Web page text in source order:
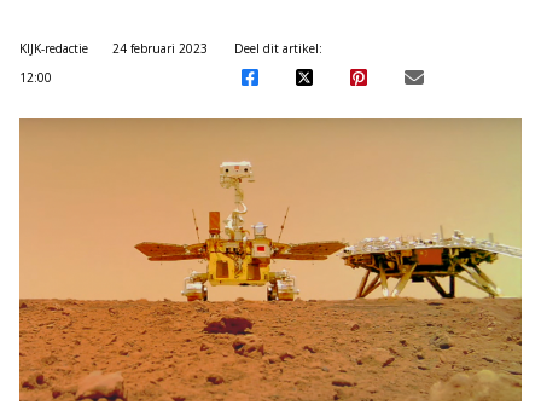
KIJK-redactie
24 februari 2023
12:00
Deel dit artikel: